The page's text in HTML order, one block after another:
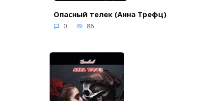
Опасный телек (Анна Трефц)
0 86